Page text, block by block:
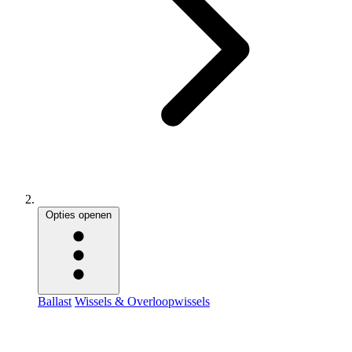
Opties openen
Ballast Wissels & Overloopwissels